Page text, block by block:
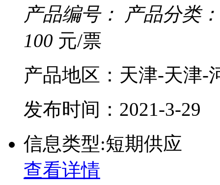
产品编号：
产品分类
100 元/票
产品地区：天津-天津-
发布时间：2021-3-29
信息类型:短期供应
查看详情